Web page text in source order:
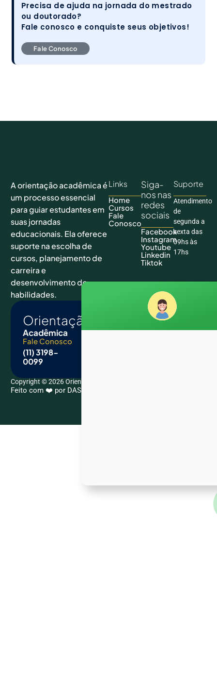
Precisa de ajuda na jornada do mestrado
ou doutorado?
Fale conosco e conquiste seus objetivos!
Fale Conosco
A orientação acadêmica é
um processo essencial
para guiar estudantes em
suas jornadas
educacionais. Ela oferece
suporte na escolha de
cursos, planejamento de
carreira e
desenvolvimento de
habilidades.
Links
Home
Cursos
Fale
Conosco
Siga-
nos nas
redes
sociais
Facebook
Instagram
Youtube
Linkedin
Tiktok
Suporte
Atendimento
de
segunda a
sexta das
09hs às
17hs
Orientação
Acadêmica
Fale Conosco
(11) 3198-
0099
Copyright © 2026 Orientação Acadêmica. All Rights Reserved.
Feito com ❤️ por DASCKUP